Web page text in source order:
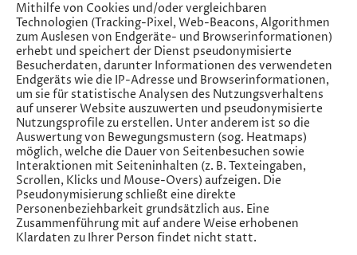
Mithilfe von Cookies und/oder vergleichbaren
Technologien (Tracking-Pixel, Web-Beacons, Algorithmen
zum Auslesen von Endgeräte- und Browserinformationen)
erhebt und speichert der Dienst pseudonymisierte
Besucherdaten, darunter Informationen des verwendeten
Endgeräts wie die IP-Adresse und Browserinformationen,
um sie für statistische Analysen des Nutzungsverhaltens
auf unserer Website auszuwerten und pseudonymisierte
Nutzungsprofile zu erstellen. Unter anderem ist so die
Auswertung von Bewegungsmustern (sog. Heatmaps)
möglich, welche die Dauer von Seitenbesuchen sowie
Interaktionen mit Seiteninhalten (z. B. Texteingaben,
Scrollen, Klicks und Mouse-Overs) aufzeigen. Die
Pseudonymisierung schließt eine direkte
Personenbeziehbarkeit grundsätzlich aus. Eine
Zusammenführung mit auf andere Weise erhobenen
Klardaten zu Ihrer Person findet nicht statt.